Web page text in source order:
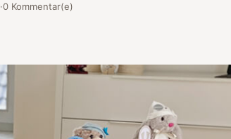
·0 Kommentar(e)